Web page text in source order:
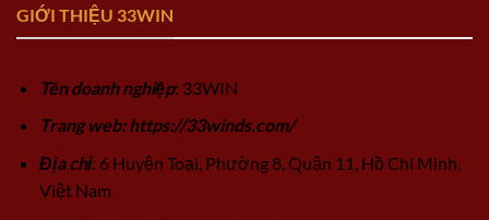
GIỚI THIỆU 33WIN
Tên doanh nghiệp: 33WIN
Trang web: https://33winds.com/
Địa chỉ: 6 Huyện Toại, Phường 8, Quận 11, Hồ Chí Minh,
Việt Nam